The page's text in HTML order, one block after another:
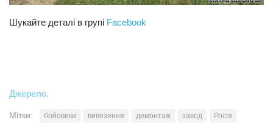
Шукайте деталі в групі Facebook
Джерело.
Мітки: бойовики вивезення демонтаж завод Росія